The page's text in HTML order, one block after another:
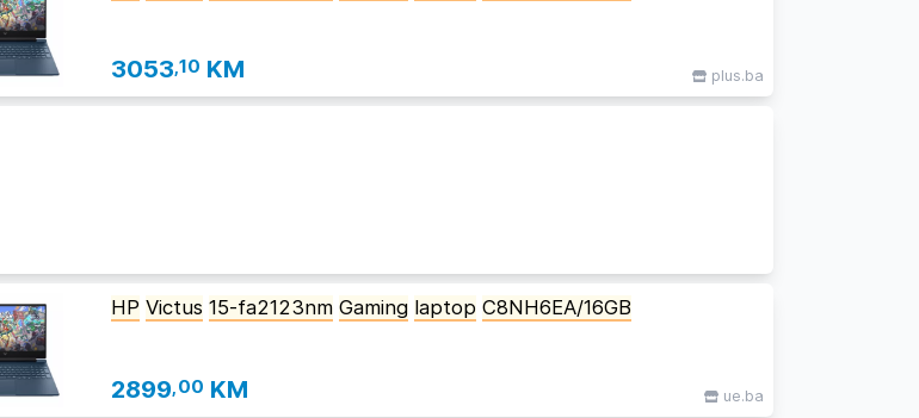
3053,10 KM plus.ba
HP Victus 15-fa2123nm Gaming laptop C8NH6EA/16GB
2899,00 KM ue.ba